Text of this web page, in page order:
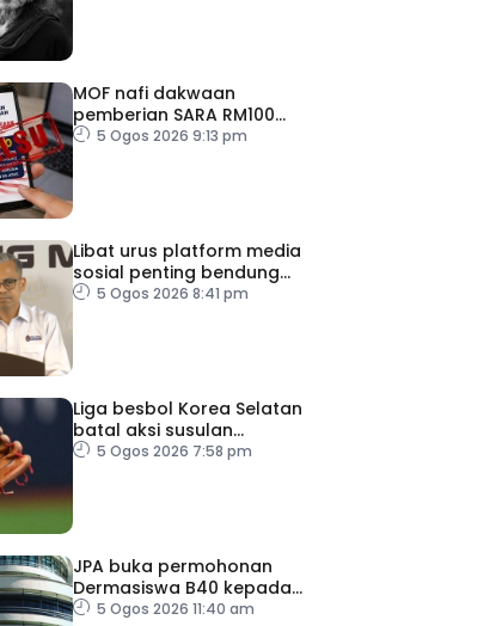
MOF nafi dakwaan
pemberian SARA RM100
sempena Hari Kebangsaan
5 Ogos 2026 9:13 pm
Libat urus platform media
sosial penting bendung
perbuatan ‘copycat’
5 Ogos 2026 8:41 pm
Liga besbol Korea Selatan
batal aksi susulan
gelombang haba
5 Ogos 2026 7:58 pm
JPA buka permohonan
Dermasiswa B40 kepada
lepasan SPM
5 Ogos 2026 11:40 am